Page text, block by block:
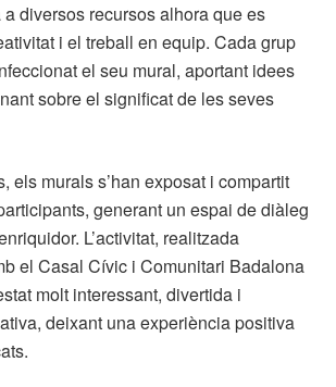
diversos recursos alhora que es
i el treball en equip. Cada grup
el seu mural, aportant idees
sobre el significat de les seves
els murals s’han exposat i compartit
generant un espai de diàleg
L’activitat, realitzada
el Casal Cívic i Comunitari Badalona
molt interessant, divertida i
deixant una experiència positiva